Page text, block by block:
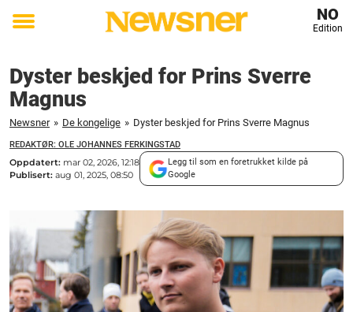
Toggle
NO
Edition
Dyster beskjed for Prins Sverre
Magnus
Newsner » De kongelige » Dyster beskjed for Prins Sverre Magnus
REDAKTØR: OLE JOHANNES FERKINGSTAD
Oppdatert: mar 02, 2026, 12:18
Publisert: aug 01, 2025, 08:50
Legg til som en foretrukket kilde på
Google